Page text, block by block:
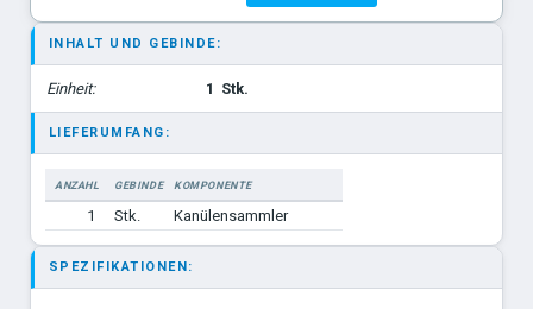
INHALT UND GEBINDE:
Einheit: 1 Stk.
LIEFERUMFANG:
ANZAHL GEBINDE
KOMPONENTE
1
Stk. Kanülensammler
SPEZIFIKATIONEN: